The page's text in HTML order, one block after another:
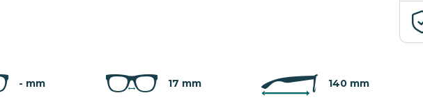
- mm 17 mm 140 mm